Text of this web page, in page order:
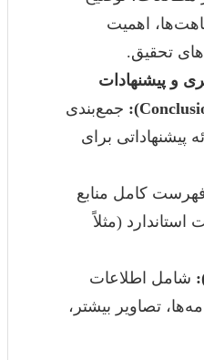
اهمیت
تحقیق.
و پیشنهادات
جمع‌بندی
پیشنهاداتی برای
کامل منابع
استاندارد (مثلاً
شامل اطلاعات
تصاویر بیشتر،